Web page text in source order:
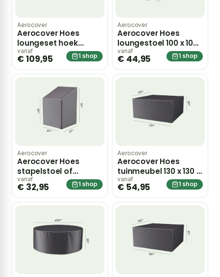
Aerocover
Aerocover Hoes
loungeset hoek
trapeze 300 x 300 x
100 x 70 cm – grijs
vanaf
€ 109,95 1 shop
Aerocover
Aerocover Hoes
loungestoel 100 x 100
x 70 cm – grijs
vanaf
€ 44,95 1 shop
Aerocover
Aerocover Hoes
stapelstoel of
gasveerstoel 67 x 67 x
80 tot 110 cm – grijs
vanaf
€ 32,95 1 shop
Aerocover
Aerocover Hoes
tuinmeubel 130 x 130 x
85 cm – grijs
vanaf
€ 54,95 1 shop